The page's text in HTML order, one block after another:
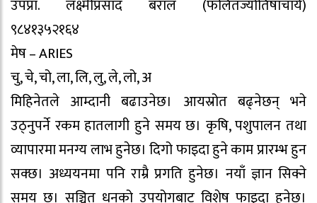
उपप्रा. लक्ष्मीप्रसाद बराल (फलितज्योतिषाचार्य)
९८४१३५२१६४
मेष – ARIES
चु, चे, चो, ला, लि, लु, ले, लो, अ
मिहिनेतले आम्दानी बढाउनेछ। आयस्रोत बढ्नेछन् भने
उठ्नुपर्ने रकम हातलागी हुने समय छ। कृषि, पशुपालन तथा
व्यापारमा मनग्य लाभ हुनेछ। दिगो फाइदा हुने काम प्रारम्भ हुन
सक्छ। अध्ययनमा पनि राम्रै प्रगति हुनेछ। नयाँ ज्ञान सिक्ने
समय छ। सञ्चित धनको उपयोगबाट विशेष फाइदा हुनेछ।